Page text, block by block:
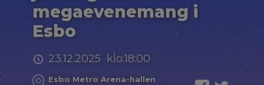
megaevenemang i
Esbo
23.12.2025 klo:18:00
Esbo Metro Arena-hallen